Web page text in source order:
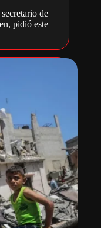
de
pidió este